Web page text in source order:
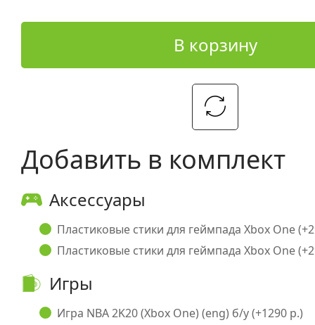
В корзину
Добавить в комплект
Аксессуары
Пластиковые стики для геймпада Xbox One
Пластиковые стики для геймпада Xbox One
Игры
Игра NBA 2K20 (Xbox One) (eng) б/у (+1290 р.)